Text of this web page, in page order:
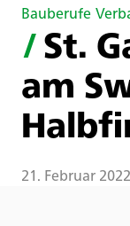
Bauberufe
/St.
am
21. Februar 2022